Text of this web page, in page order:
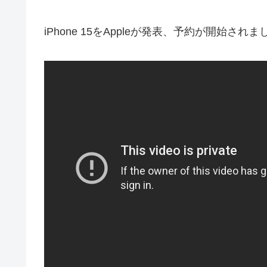
iPhone 15をAppleが発表、予約が開始されま